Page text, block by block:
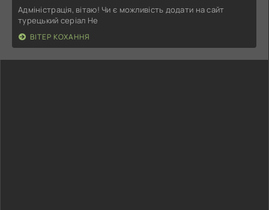
Адміністрація, вітаю! Чи є можливість додати на сайт
турецький серіал Не
ВІТЕР КОХАННЯ